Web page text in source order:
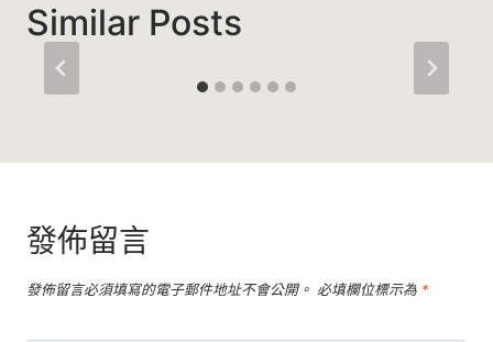
Similar Posts
發佈留言
發佈留言必須填寫的電子郵件地址不會公開。 必填欄位標示為 *